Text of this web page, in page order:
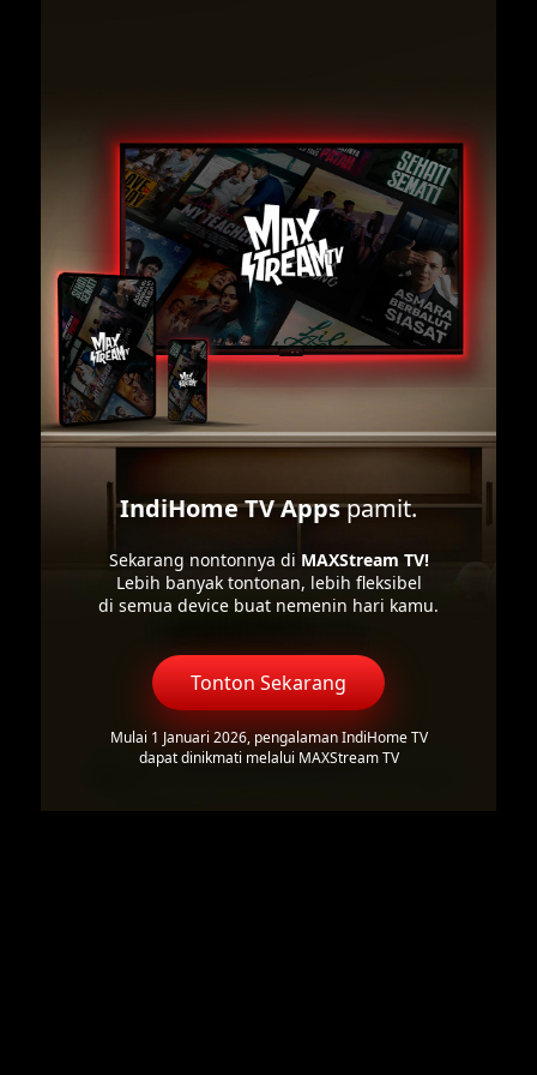
IndiHome TV Appspamit.
Sekarang nontonnya di MAXStream TV!
Lebih banyak tontonan, lebih fleksibel
di semua device buat nemenin hari kamu.
Tonton Sekarang
Mulai 1 Januari 2026, pengalaman IndiHome TV
dapat dinikmati melalui MAXStream TV